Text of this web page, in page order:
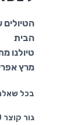
הבית
טיולנו
מרץ
בכל